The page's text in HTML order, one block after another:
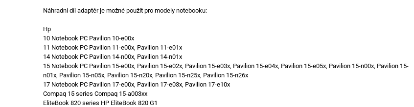
Náhradní díl adaptér je možné použít pro modely notebooku:
Hp
10 Notebook PC Pavilion 10-e00x
11 Notebook PC Pavilion 11-e00x, Pavilion 11-e01x
14 Notebook PC Pavilion 14-n00x, Pavilion 14-n01x
15 Notebook PC Pavilion 15-e00x, Pavilion 15-e02x, Pavilion 15-e03x, Pavilion 15-e04x, Pavilion 15-e05x, Pavilion 15-n00x, Pavilion 15-
n01x, Pavilion 15-n05x, Pavilion 15-n20x, Pavilion 15-n25x, Pavilion 15-n26x
17 Notebook PC Pavilion 17-e00x, Pavilion 17-e03x, Pavilion 17-e10x
Compaq 15 series Compaq 15-a003xx
EliteBook 820 series HP EliteBook 820 G1